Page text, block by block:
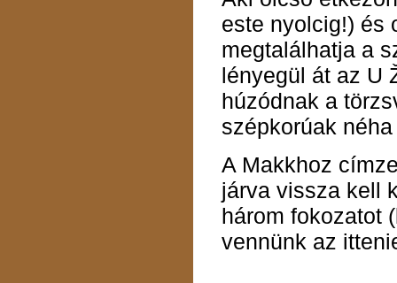
este nyolcig!) és
megtalálhatja a
lényegül át az U
húzódnak a
szépkorúak
A Makkhoz
járva vissza kell
három fokozatot
vennünk az